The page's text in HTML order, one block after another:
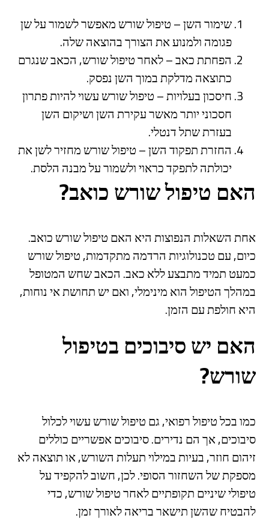
שימור השן – טיפול שורש מאפשר לשמור על שן
פגומה ולמנוע את הצורך בהוצאה שלה.
הפחתת כאב – לאחר טיפול שורש, הכאב שנגרם
כתוצאה מדלקת במוך השן נפסק.
חיסכון בעלויות – טיפול שורש עשוי להיות פתרון
חסכוני יותר מאשר עקירת השן ושיקום השן
בעזרת שתל דנטלי.
החזרת תפקוד השן – טיפול שורש מחזיר לשן את
יכולתה לתפקד כראוי ולשמור על מבנה הלסת.
האם טיפול שורש כואב?
אחת השאלות הנפוצות היא האם טיפול שורש כואב.
כיום, עם טכנולוגיות הרדמה מתקדמות, טיפול שורש
כמעט תמיד מתבצע ללא כאב. הכאב שחש המטופל
במהלך הטיפול הוא מינימלי, ואם יש תחושת אי נוחות,
היא חולפת עם הזמן.
האם יש סיבוכים בטיפול
שורש?
כמו בכל טיפול רפואי, גם טיפול שורש עשוי לכלול
סיבוכים, אך הם נדירים. סיבוכים אפשריים כוללים
זיהום חוזר, בעיות במילוי תעלות השורש, או תוצאה לא
מספקת של השחזור הסופי. לכן, חשוב להקפיד על
טיפולי שיניים תקופתיים לאחר טיפול שורש, כדי
להבטיח שהשן תישאר בריאה לאורך זמן.